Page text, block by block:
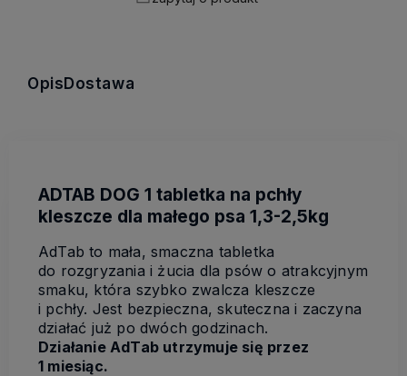
OpisDostawa
ADTAB DOG 1 tabletka na pchły
kleszcze dla małego psa 1,3-2,5kg
AdTab to mała, smaczna tabletka
do rozgryzania i żucia dla psów o atrakcyjnym
smaku, która szybko zwalcza kleszcze
i pchły. Jest bezpieczna, skuteczna i zaczyna
działać już po dwóch godzinach.
Działanie AdTab utrzymuje się przez
1 miesiąc.